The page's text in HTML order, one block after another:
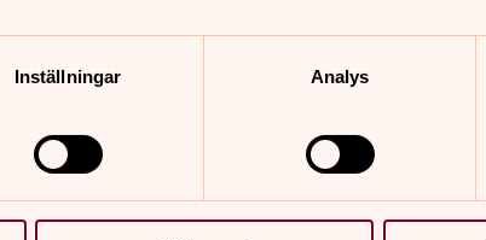
Inställningar Analys
kyrka
Hitta snabbt
Barn & ungdom
Musik- och körverksamhet
Diakoni
Sidkarta